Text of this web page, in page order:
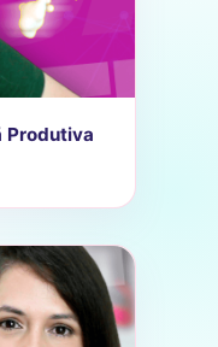
Produtiva